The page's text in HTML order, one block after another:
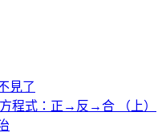
見了
程式：正→反→合 （上）